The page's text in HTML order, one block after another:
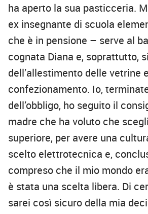
ha aperto la sua pasticceria.
ex insegnante di scuola
che è in pensione – serve al
cognata Diana e, soprattutto,
dell’allestimento delle vetrine
confezionamento. Io,
dell’obbligo, ho seguito il
madre che ha voluto che
superiore, per avere una
scelto elettrotecnica e,
compreso che il mio mondo
è stata una scelta libera. Di
sarei così sicuro della mia